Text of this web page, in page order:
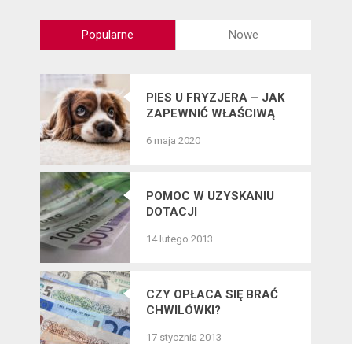
Popularne Nowe
PIES U FRYZJERA – JAK
ZAPEWNIĆ WŁAŚCIWĄ
CZWORONOGÓW?
6 maja 2020
POMOC W UZYSKANIU
DOTACJI
14 lutego 2013
CZY OPŁACA SIĘ BRAĆ
CHWILÓWKI?
17 stycznia 2013